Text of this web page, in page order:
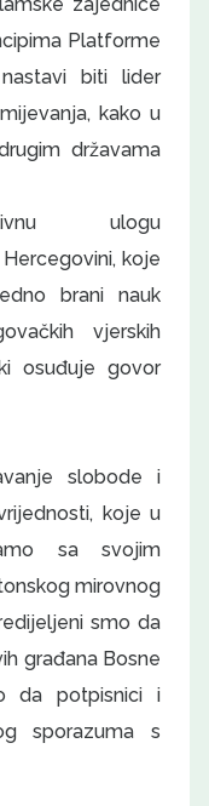
zajednice
Platforme
biti lider
kako u
državama
ulogu
koje
brani nauk
vjerskih
osuđuje govor
slobode i
koje u
sa svojim
mirovnog
smo da
građana Bosne
da potpisnici i
sporazuma s